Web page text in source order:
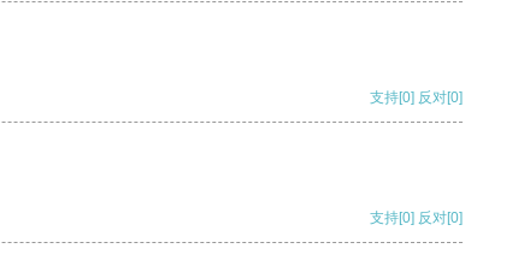
支持[0] 反对[0]
支持[0] 反对[0]